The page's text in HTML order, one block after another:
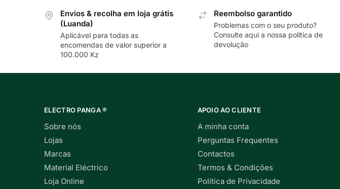
Envios & recolha em loja grátis
(Luanda)
Aplicável para todas as
encomendas de valor superior a
100.000 Kz
Reembolso garantido
Problemas com o seu produto?
Consulte aquia nossa política de
devolução
ELECTRO PANGA ®
Sobre nós
Lojas
Marcas
Material Eléctrico
Loja Online
APOIO AO CLIENTE
A minha conta
Perguntas Frequentes
Contactos
Termos & Condições
Política de Privacidade